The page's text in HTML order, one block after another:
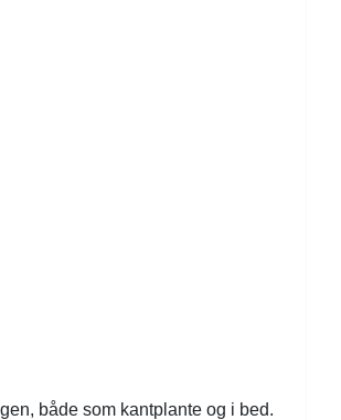
både som kantplante og i bed.